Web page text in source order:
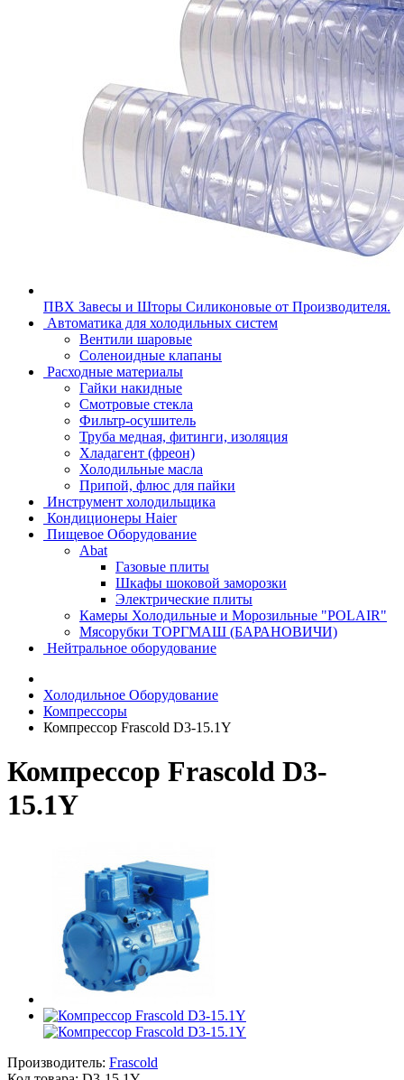
ПВХ Завесы и Шторы Силиконовые от Производителя.
Автоматика для холодильных систем
Вентили шаровые
Соленоидные клапаны
Расходные материалы
Гайки накидные
Смотровые стекла
Фильтр-осушитель
Труба медная, фитинги, изоляция
Хладагент (фреон)
Холодильные масла
Припой, флюс для пайки
Инструмент холодильщика
Кондиционеры Haier
Пищевое Оборудование
Abat
Газовые плиты
Шкафы шоковой заморозки
Электрические плиты
Камеры Холодильные и Морозильные "POLAIR"
Мясорубки ТОРГМАШ (БАРАНОВИЧИ)
Нейтральное оборудование
Холодильное Оборудование
Компрессоры
Компрессор Frascold D3-15.1Y
Компрессор Frascold D3-
15.1Y
Производитель: Frascold